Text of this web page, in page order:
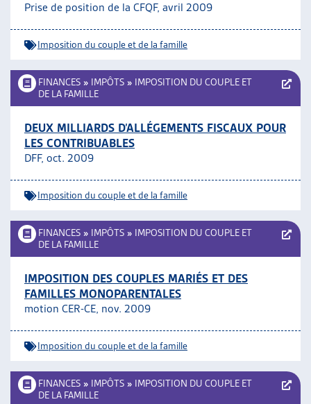
Prise de position de la CFQF, avril 2009
Imposition du couple et de la famille
FINANCES » IMPÔTS » IMPOSITION DU COUPLE ET
DE LA FAMILLE
DEUX MILLIARDS D’ALLÉGEMENTS FISCAUX POUR
LES CONTRIBUABLES
DFF, oct. 2009
Imposition du couple et de la famille
FINANCES » IMPÔTS » IMPOSITION DU COUPLE ET
DE LA FAMILLE
IMPOSITION DES COUPLES MARIÉS ET DES
FAMILLES MONOPARENTALES
motion CER-CE, nov. 2009
Imposition du couple et de la famille
FINANCES » IMPÔTS » IMPOSITION DU COUPLE ET
DE LA FAMILLE